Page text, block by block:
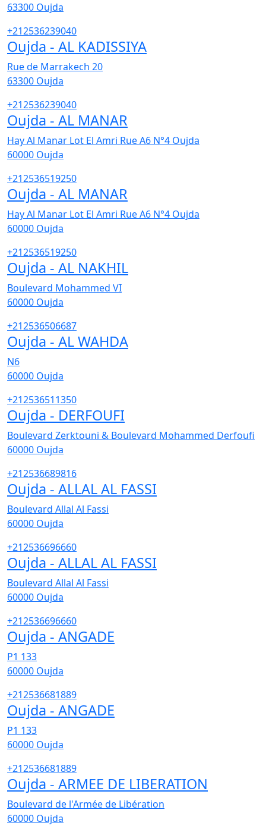
63300 Oujda
+212536239040
Oujda - AL KADISSIYA
Rue de Marrakech 20
63300 Oujda
+212536239040
Oujda - AL MANAR
Hay Al Manar Lot El Amri Rue A6 N°4 Oujda
60000 Oujda
+212536519250
Oujda - AL MANAR
Hay Al Manar Lot El Amri Rue A6 N°4 Oujda
60000 Oujda
+212536519250
Oujda - AL NAKHIL
Boulevard Mohammed VI
60000 Oujda
+212536506687
Oujda - AL WAHDA
N6
60000 Oujda
+212536511350
Oujda - DERFOUFI
Boulevard Zerktouni & Boulevard Mohammed Derfoufi
60000 Oujda
+212536689816
Oujda - ALLAL AL FASSI
Boulevard Allal Al Fassi
60000 Oujda
+212536696660
Oujda - ALLAL AL FASSI
Boulevard Allal Al Fassi
60000 Oujda
+212536696660
Oujda - ANGADE
P1 133
60000 Oujda
+212536681889
Oujda - ANGADE
P1 133
60000 Oujda
+212536681889
Oujda - ARMEE DE LIBERATION
Boulevard de l'Armée de Libération
60000 Oujda